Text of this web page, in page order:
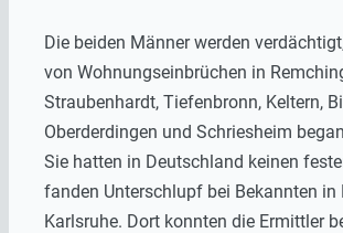
Die beiden Männer werden
von Wohnungseinbrüchen in
Straubenhardt, Tiefenbronn, Keltern,
Oberderdingen und Schriesheim
Sie hatten in Deutschland keinen
fanden Unterschlupf bei Bekannten in
Karlsruhe. Dort konnten die Ermittler